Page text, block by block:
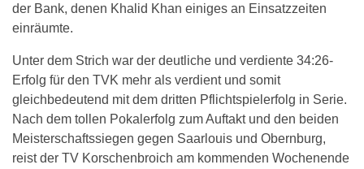
der Bank, denen Khalid Khan einiges an Einsatzzeiten
einräumte.
Unter dem Strich war der deutliche und verdiente 34:26-
Erfolg für den TVK mehr als verdient und somit
gleichbedeutend mit dem dritten Pflichtspielerfolg in Serie.
Nach dem tollen Pokalerfolg zum Auftakt und den beiden
Meisterschaftssiegen gegen Saarlouis und Obernburg,
reist der TV Korschenbroich am kommenden Wochenende